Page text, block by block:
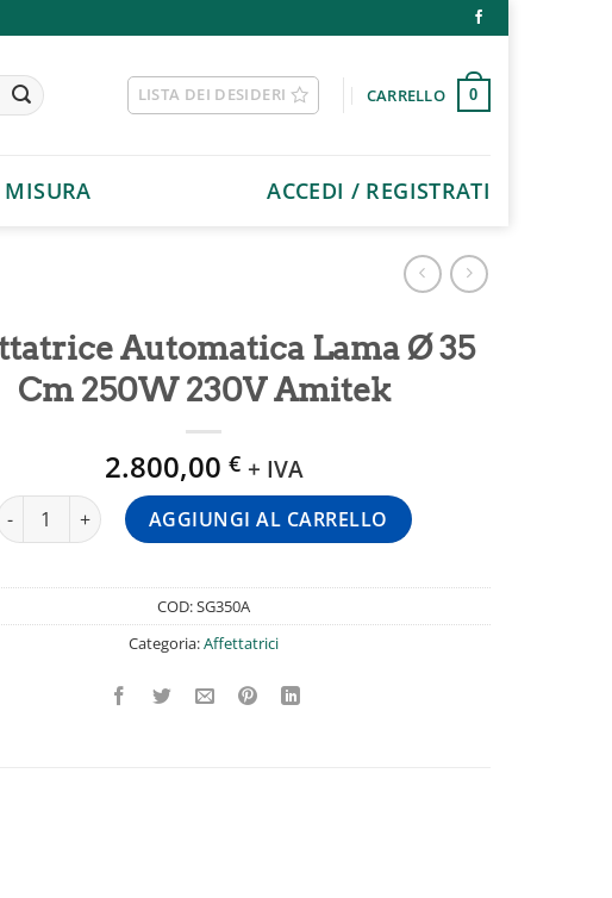
LISTA DEI DESIDERI CARRELLO 0
ACCEDI / REGISTRATI
Automatica Lama Ø 35
Cm 250W 230V Amitek
2.800,00 € + IVA
Automatica Lama Ø 35 Cm 250W 230V Amitek quantità
AGGIUNGI AL CARRELLO
COD:SG350A
Categoria:Affettatrici